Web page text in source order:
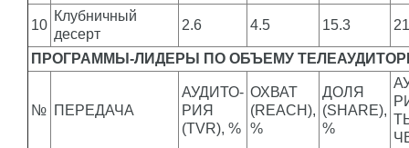
10
Клубничный
десерт
2.6 4.5 15.3
ПРОГРАММЫ-ЛИДЕРЫ ПО ОБЪЕМУ
№ ПЕРЕДАЧА
АУДИТО-
РИЯ
(TVR), %
ОХВАТ
(REACH),
%
ДОЛЯ
(SHARE),
%